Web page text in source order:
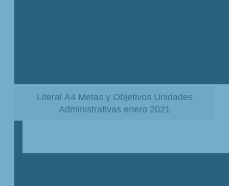
Literal A4 Metas y Objetivos Unidades
Administrativas enero 2021